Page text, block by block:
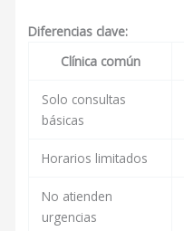
Diferencias clave:
Clínica común
Solo consultas
básicas
Horarios limitados
No atienden
urgencias